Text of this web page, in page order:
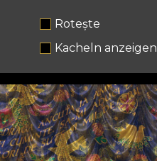
Rotește
Kacheln anzeigen